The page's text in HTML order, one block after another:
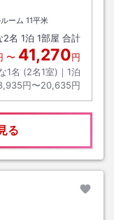
ーム 11平米
2名 1泊 1部屋 合計
〜 41,270円
1名 (2名1室)｜ 1泊
円〜20,635円
る